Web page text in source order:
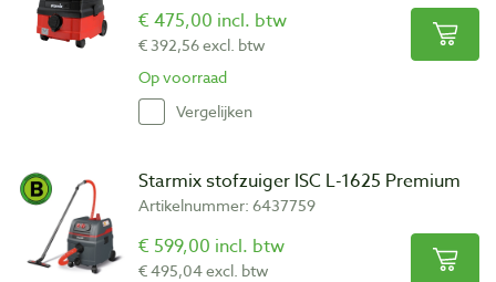
€ 475,00 incl. btw
€ 392,56 excl. btw
Op voorraad
Vergelijken
Starmix stofzuiger ISC L-1625 Premium
Artikelnummer: 6437759
€ 599,00 incl. btw
€ 495,04 excl. btw